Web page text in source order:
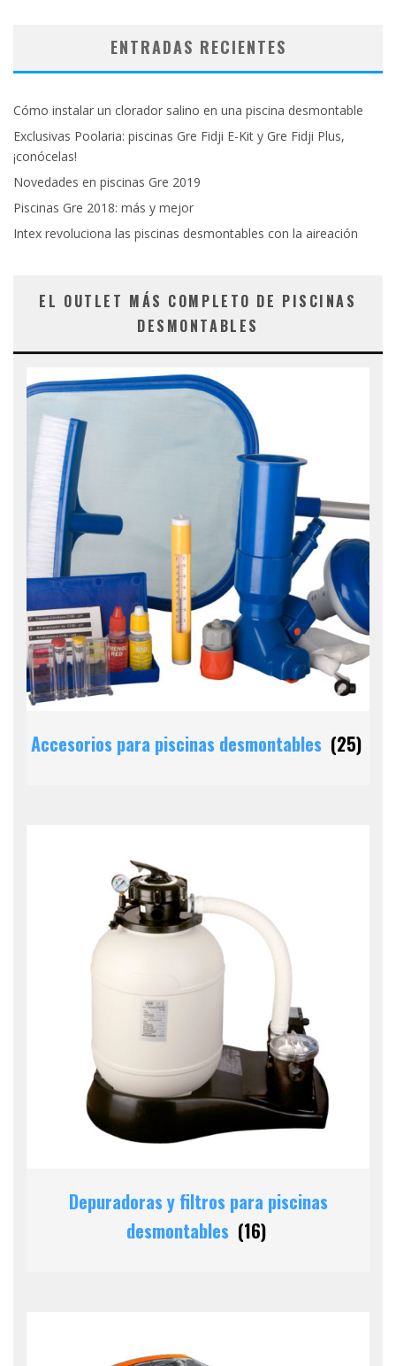
ENTRADAS RECIENTES
Cómo instalar un clorador salino en una piscina desmontable
Exclusivas Poolaria: piscinas Gre Fidji E-Kit y Gre Fidji Plus,
¡conócelas!
Novedades en piscinas Gre 2019
Piscinas Gre 2018: más y mejor
Intex revoluciona las piscinas desmontables con la aireación
EL OUTLET MÁS COMPLETO DE PISCINAS
DESMONTABLES
Accesorios para piscinas desmontables (25)
Depuradoras y filtros para piscinas
desmontables (16)